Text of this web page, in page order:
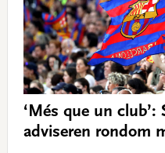
‘Més que un
adviseren rondom